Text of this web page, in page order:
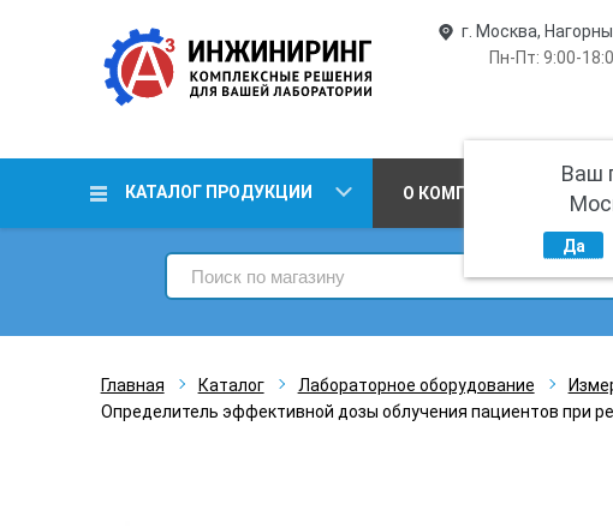
г. Москва,
Пн-Пт: 9:00-
Ваш
Да
КАТАЛОГ ПРОДУКЦИИ О КОМПАНИИ
Главная Каталог Лабораторное оборудование
Определитель эффективной дозы облучения пациентов при